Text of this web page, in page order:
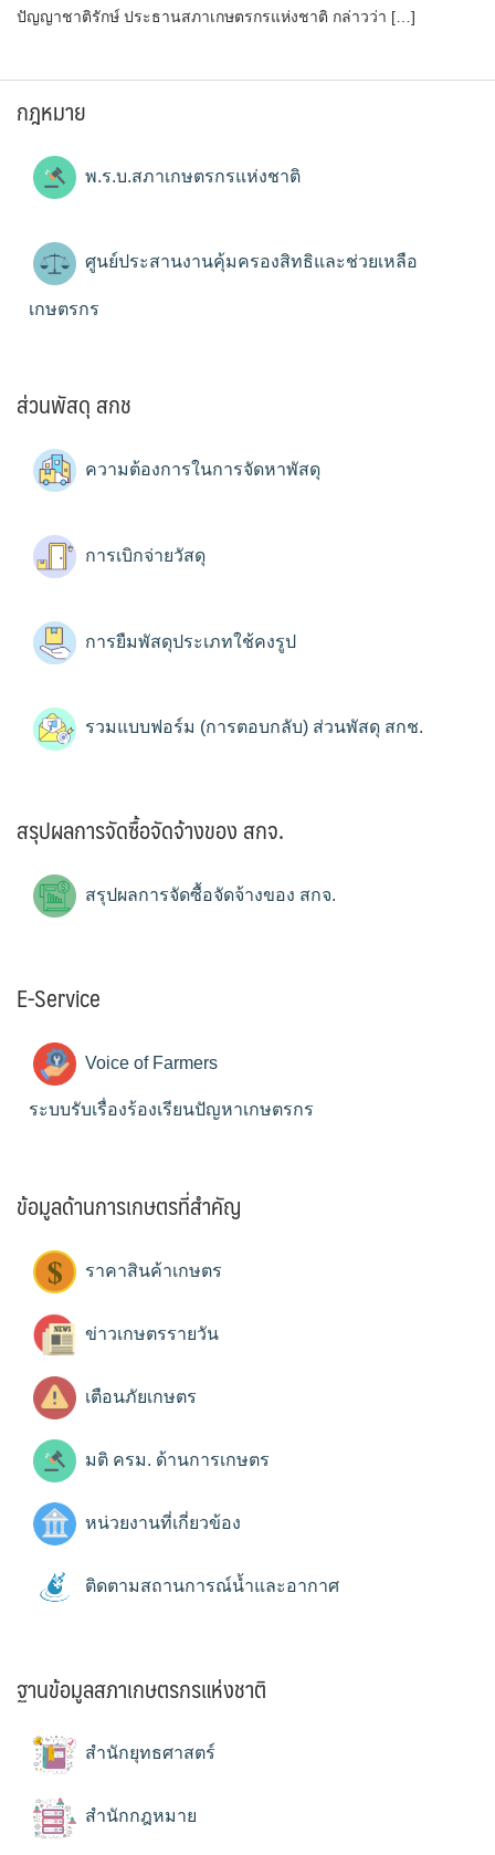
ปัญญา​ชาติ​รักษ์​ ประธาน​สภา​เกษตรกร​แห่งชาติ​ กล่าวว่า […]
กฎหมาย
พ.ร.บ.สภาเกษตรกรแห่งชาติ
ศูนย์ประสานงานคุ้มครองสิทธิและช่วยเหลือ
เกษตรกร
ส่วนพัสดุ สกช
ความต้องการในการจัดหาพัสดุ
การเบิกจ่ายวัสดุ
การยืมพัสดุประเภทใช้คงรูป
รวมแบบฟอร์ม (การตอบกลับ) ส่วนพัสดุ สกช.
สรุปผลการจัดซื้อจัดจ้างของ สกจ.
สรุปผลการจัดซื้อจัดจ้างของ สกจ.
E-Service
Voice of Farmers
ระบบรับเรื่องร้องเรียนปัญหาเกษตรกร
ข้อมูลด้านการเกษตรที่สำคัญ
ราคาสินค้าเกษตร
ข่าวเกษตรรายวัน
เตือนภัยเกษตร
มติ ครม. ด้านการเกษตร
หน่วยงานที่เกี่ยวข้อง
ติดตามสถานการณ์น้ำและอากาศ
ฐานข้อมูลสภาเกษตรกรแห่งชาติ
สำนักยุทธศาสตร์
สำนักกฎหมาย